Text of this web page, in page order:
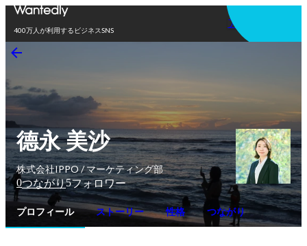
400万人が利用するビジネスSNS
アプリを使う
德永 美沙
株式会社IPPO / マーケティング部
0つながり5フォロワー
プロフィール ストーリー 性格 つながり